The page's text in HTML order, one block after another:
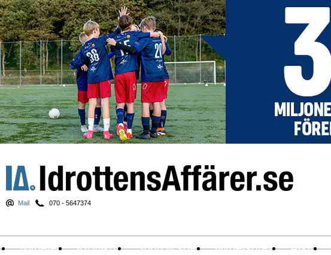
Mail 070 - 5647374
Nyheter Krönikor Sport & spel Nyhetsbrev Arkiv